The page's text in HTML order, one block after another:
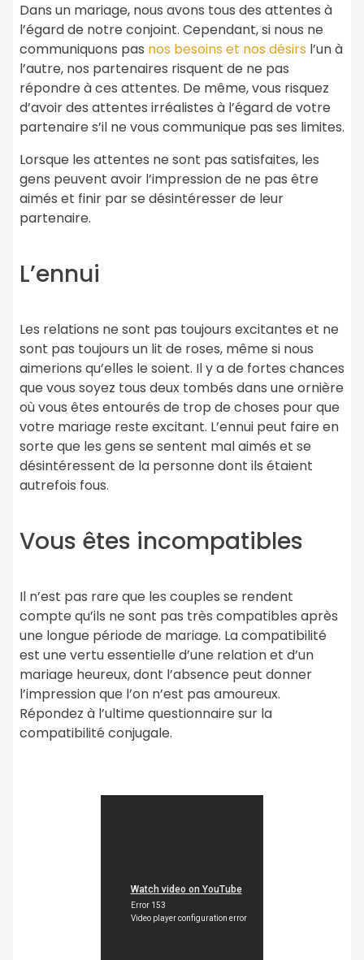
Dans un mariage, nous avons tous des attentes à
l’égard de notre conjoint. Cependant, si nous ne
communiquons pas nos besoins et nos désirs l’un à
l’autre, nos partenaires risquent de ne pas
répondre à ces attentes. De même, vous risquez
d’avoir des attentes irréalistes à l’égard de votre
partenaire s’il ne vous communique pas ses limites.
Lorsque les attentes ne sont pas satisfaites, les
gens peuvent avoir l’impression de ne pas être
aimés et finir par se désintéresser de leur
partenaire.
L’ennui
Les relations ne sont pas toujours excitantes et ne
sont pas toujours un lit de roses, même si nous
aimerions qu’elles le soient. Il y a de fortes chances
que vous soyez tous deux tombés dans une ornière
où vous êtes entourés de trop de choses pour que
votre mariage reste excitant. L’ennui peut faire en
sorte que les gens se sentent mal aimés et se
désintéressent de la personne dont ils étaient
autrefois fous.
Vous êtes incompatibles
Il n’est pas rare que les couples se rendent
compte qu’ils ne sont pas très compatibles après
une longue période de mariage. La compatibilité
est une vertu essentielle d’une relation et d’un
mariage heureux, dont l’absence peut donner
l’impression que l’on n’est pas amoureux.
Répondez à l’ultime questionnaire sur la
compatibilité conjugale.